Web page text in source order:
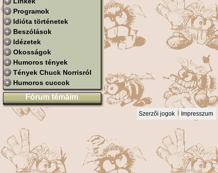
Programok
Idióta történetek
Beszólások
Idézetek
Okosságok
Humoros tények
Tények Chuck Norrisról
Humoros cuccok
Fórum témáim
Szerzői jogok Impresszum